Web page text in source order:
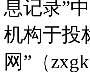
息记录”
机构于投
网”（